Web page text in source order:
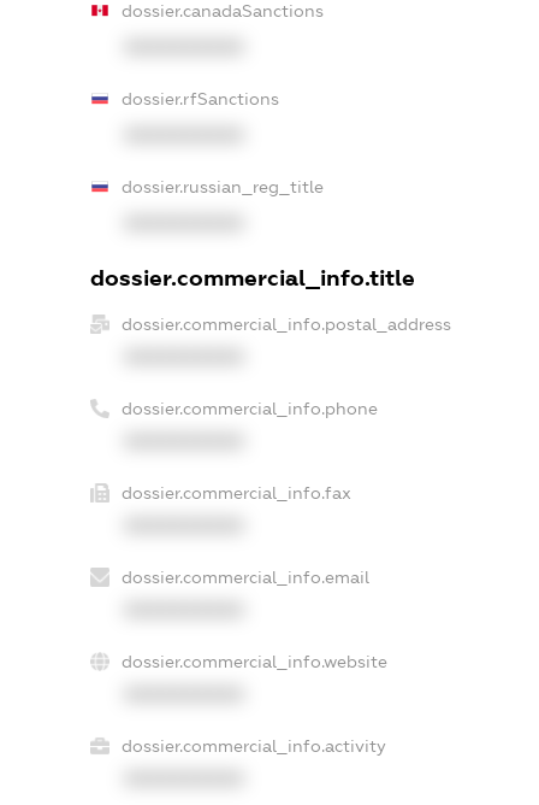
dossier.canadaSanctions
dossier.rfSanctions
dossier.russian_reg_title
dossier.commercial_info.title
dossier.commercial_info.postal_address
dossier.commercial_info.phone
dossier.commercial_info.fax
dossier.commercial_info.email
dossier.commercial_info.website
dossier.commercial_info.activity